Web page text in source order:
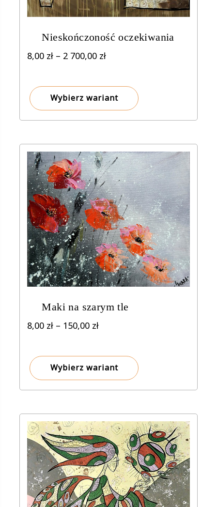
Nieskończoność oczekiwania
8,00 zł – 2 700,00 złZakres
8,00 zł
do
Wybierz wariant
Maki na szarym tle
8,00 zł – 150,00 złZakres
8,00 zł
do
Wybierz wariant